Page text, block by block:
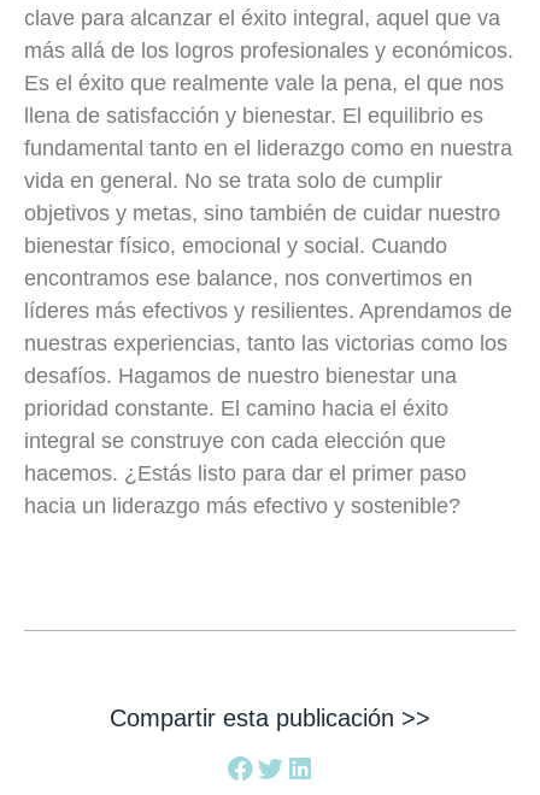
clave para alcanzar el éxito integral, aquel que va
más allá de los logros profesionales y económicos.
Es el éxito que realmente vale la pena, el que nos
llena de satisfacción y bienestar. El equilibrio es
fundamental tanto en el liderazgo como en nuestra
vida en general. No se trata solo de cumplir
objetivos y metas, sino también de cuidar nuestro
bienestar físico, emocional y social. Cuando
encontramos ese balance, nos convertimos en
líderes más efectivos y resilientes. Aprendamos de
nuestras experiencias, tanto las victorias como los
desafíos. Hagamos de nuestro bienestar una
prioridad constante. El camino hacia el éxito
integral se construye con cada elección que
hacemos. ¿Estás listo para dar el primer paso
hacia un liderazgo más efectivo y sostenible?
Compartir esta publicación >>